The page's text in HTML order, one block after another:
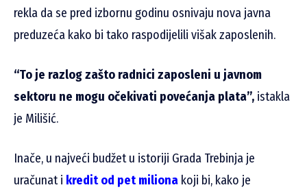
rekla da se pred izbornu godinu osnivaju nova javna
preduzeća kako bi tako raspodijelili višak zaposlenih.
“To je razlog zašto radnici zaposleni u javnom
sektoru ne mogu očekivati povećanja plata”, istakla
je Milišić.
Inače, u najveći budžet u istoriji Grada Trebinja je
uračunat i kredit od pet miliona koji bi, kako je